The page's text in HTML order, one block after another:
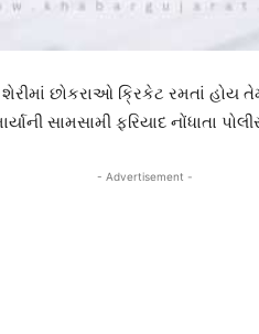
છોકરાઓ ક્રિકેટ રમતાં હોય
સામસામી ફરિયાદ નોંધાતા
- Advertisement -